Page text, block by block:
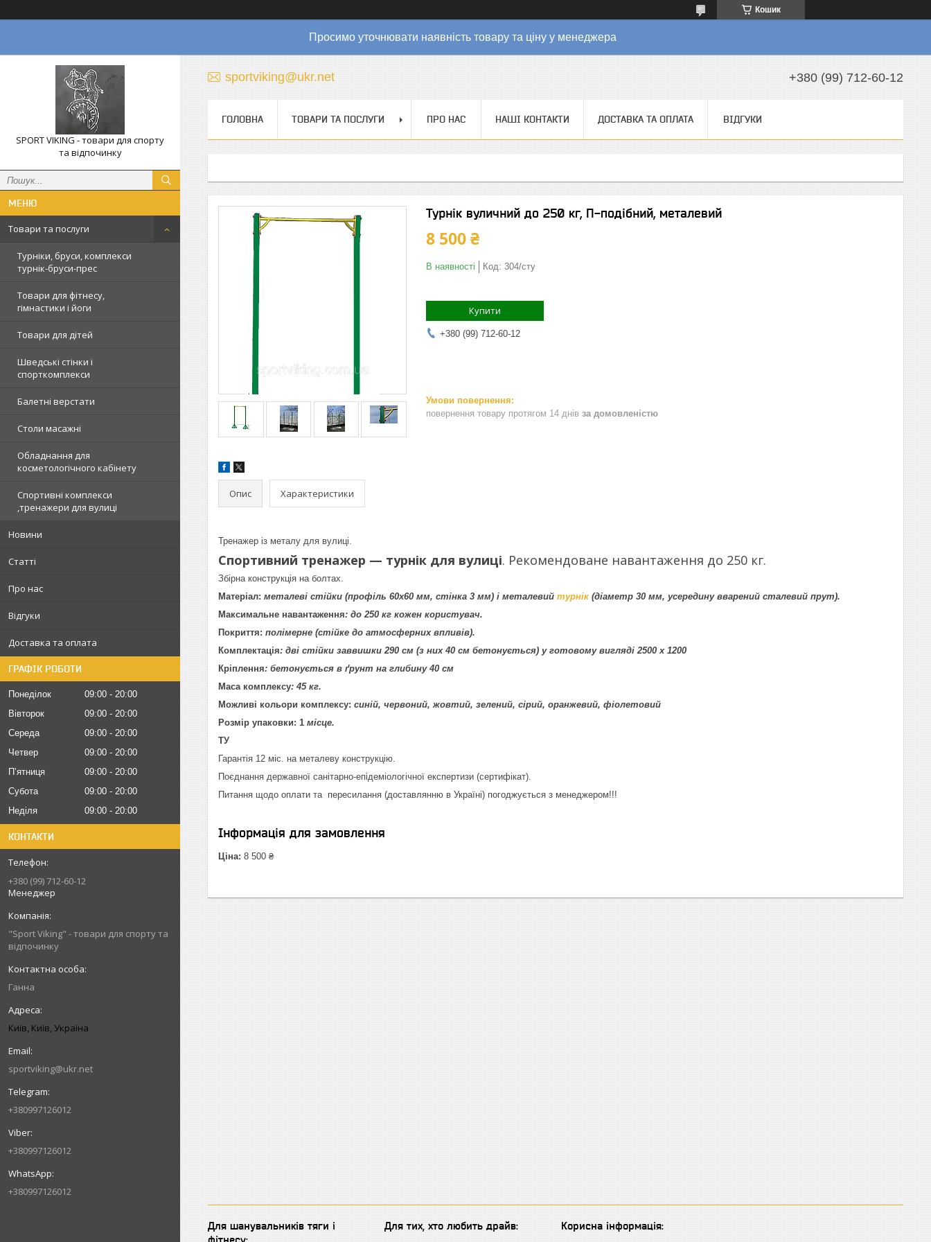
Кошик
Просимо уточнювати наявність товару та ціну у менеджера
SPORT VIKING - товари для спорту
та відпочинку
Товари та послуги
Турніки, бруси, комплекси
турнік-бруси-прес
Товари для фітнесу,
гімнастики і йоги
Товари для дітей
Шведські стінки і
спорткомплекси
Балетні верстати
Столи масажні
Обладнання для
косметологічного кабінету
Спортивні комплекси
,тренажери для вулиці
Новини
Статті
Про нас
Відгуки
Доставка та оплата
ГРАФІК РОБОТИ
Понеділок 09:00
20:00
Вівторок
09:00
20:00
Середа
09:00
20:00
Четвер
09:00
20:00
Пʼятниця
09:00
20:00
Субота
09:00
20:00
Неділя
09:00 20:00
КОНТАКТИ
+380 (99) 712-60-12
Менеджер
"Sport Viking" - товари для спорту та
відпочинку
Ганна
Київ, Київ, Україна
sportviking@ukr.net
+380997126012
+380997126012
+380997126012
sportviking@ukr.net +380 (99) 712-60-12
ГОЛОВНА ТОВАРИ ТА ПОСЛУГИ ПРО НАС НАШІ КОНТАКТИ ДОСТАВКА ТА ОПЛАТА ВІДГУКИ
Турнік вуличний до 250 кг, П-подібний, металевий
8 500 ₴
В наявності Код: 304/сту
Купити
+380 (99) 712-60-12
повернення товару протягом 14 днів за домовленістю
Опис Характеристики
Тренажер із металу для вулиці.
Спортивний тренажер — турнік для вулиці. Рекомендоване навантаження до 250 кг.
Збірна конструкція на болтах.
Матеріал: металеві стійки (профіль 60х60 мм, стінка 3 мм) і металевий турнік (діаметр 30 мм, усередину вварений сталевий прут).
Максимальне навантаження: до 250 кг кожен користувач.
Покриття: полімерне (стійке до атмосферних впливів).
Комплектація: дві стійки заввишки 290 см (з них 40 см бетонується) у готовому вигляді 2500 х 1200
Кріплення: бетонується в ґрунт на глибину 40 см
Маса комплексу: 45 кг.
Можливі кольори комплексу: синій, червоний, жовтий, зелений, сірий, оранжевий, фіолетовий
Розмір упаковки: 1 місце.
ТУ
Гарантія 12 міс. на металеву конструкцію.
Поєднання державної санітарно-епідеміологічної експертизи (сертифікат).
Питання щодо оплати та пересилання (доставлянню в Україні) погоджується з менеджером!!!
Інформація для замовлення
Ціна: 8 500 ₴
Для шанувальників тяги і
фітнесу:
Для тих, хто любить драйв: Корисна інформація: